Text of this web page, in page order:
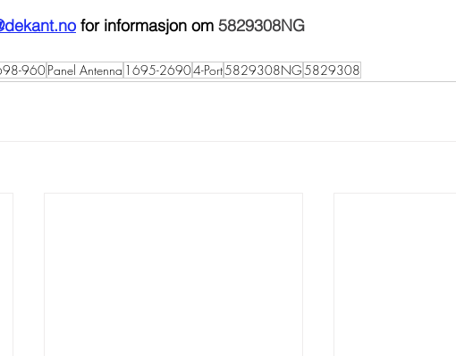
for informasjon om 5829308NG
960Panel Antenna 1695-26904-Port5829308NG5829308